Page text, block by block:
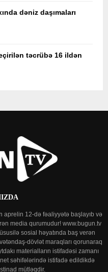
dəniz daşımaları
təcrübə 16 ildən
aprelin 12-də fəaliyyətə başlayıb və
media qurumudur! www.bugun.tv
sosial həyatında baş verən
dövlət maraqları qorunaraq
materialların istifadəsi zamanı
səhifələrində istifadə edildikdə
mütləqdir.